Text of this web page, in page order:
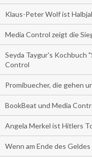
Klaus-Peter Wolf ist
Media Control zeigt die
Seyda Taygur's Kochbuch
Control
Promibuecher, die gehen
BookBeat und Media
Angela Merkel ist Hitlers
Wenn am Ende des